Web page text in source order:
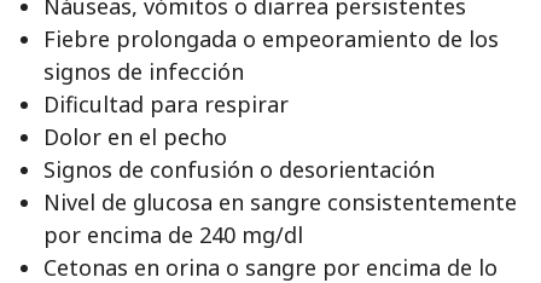
Náuseas, vómitos o diarrea persistentes
Fiebre prolongada o empeoramiento de los
signos de infección
Dificultad para respirar
Dolor en el pecho
Signos de confusión o desorientación
Nivel de glucosa en sangre consistentemente
por encima de 240 mg/dl
Cetonas en orina o sangre por encima de lo